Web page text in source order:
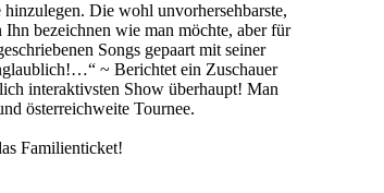
Die wohl unvorhersehbarste,
bezeichnen wie man möchte, aber für
Songs gepaart mit seiner
~ Berichtet ein Zuschauer
interaktivsten Show überhaupt! Man
österreichweite Tournee.
Familienticket!